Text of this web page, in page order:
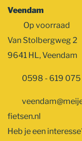
Veendam
Op voorraad
Van Stolbergweg 2
9641 HL, Veendam
0598 - 619 075
fietsen.nl
Heb je een